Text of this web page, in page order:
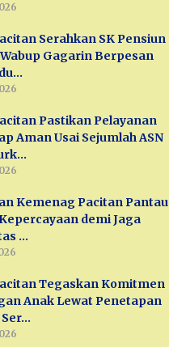
Serahkan SK Pensiun
Wabup Gagarin Berpesan
Pastikan Pelayanan
Aman Usai Sejumlah ASN
Kemenag Pacitan Pantau
demi Jaga
…
Tegaskan Komitmen
Anak Lewat Penetapan